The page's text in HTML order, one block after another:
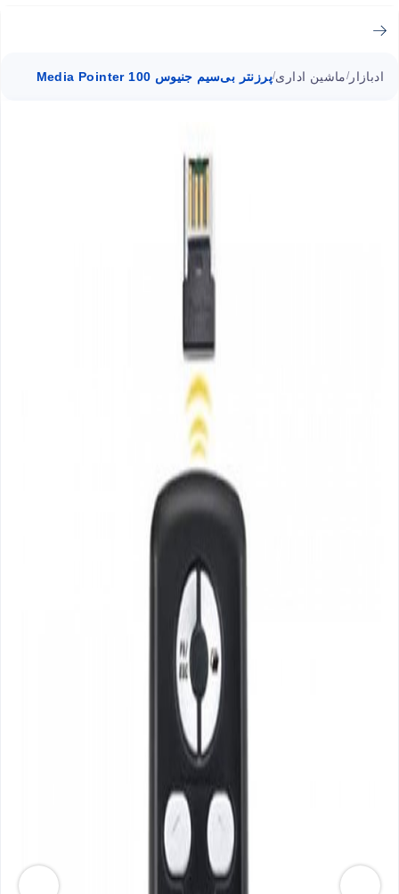
ادبازار /ماشین اداری/پرزنتر بی‌سیم جنیوس Media Pointer 100